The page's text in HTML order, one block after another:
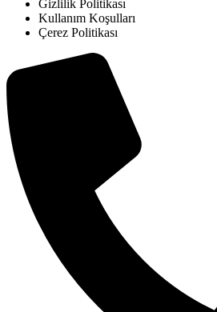
Gizlilik Politikası
Kullanım Koşulları
Çerez Politikası